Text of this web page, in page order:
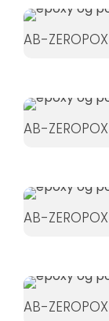
AB-
AB-
AB-
AB-